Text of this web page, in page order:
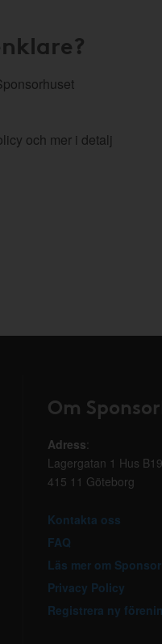
och mer i detalj
Om
Adress:
Lagergatan 1 Hus
415 11 Göteborg
Kontakta oss
FAQ
Läs mer om
Privacy Policy
Registrera ny